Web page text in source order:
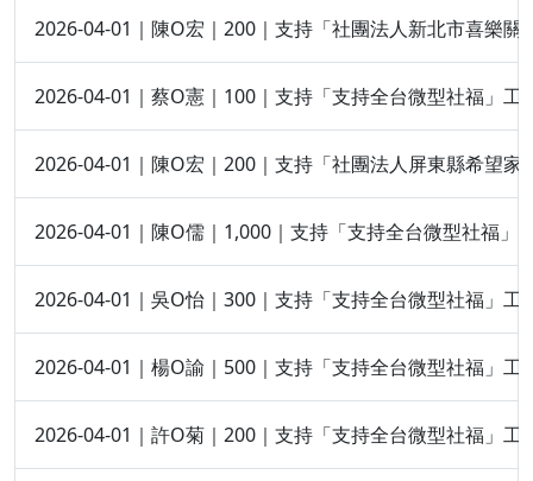
2026-04-01｜陳O宏｜200｜支持「社團法人新北市喜樂關
2026-04-01｜蔡O憲｜100｜支持「支持全台微型社福」工
2026-04-01｜陳O宏｜200｜支持「社團法人屏東縣希望家
2026-04-01｜陳O儒｜1,000｜支持「支持全台微型社福」
2026-04-01｜吳O怡｜300｜支持「支持全台微型社福」工
2026-04-01｜楊O諭｜500｜支持「支持全台微型社福」工
2026-04-01｜許O菊｜200｜支持「支持全台微型社福」工